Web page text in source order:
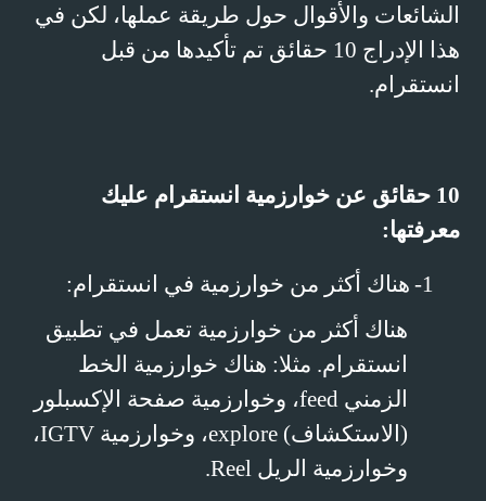
الشائعات والأقوال حول طريقة عملها، لكن في
هذا الإدراج 10 حقائق تم تأكيدها من قبل
انستقرام.
10 حقائق عن خوارزمية انستقرامعليك
معرفتها:
هناك أكثر من خوارزمية في انستقرام:
هناك أكثر من خوارزمية تعمل في تطبيق
انستقرام. مثلا: هناك خوارزمية الخط
الزمنيfeed، وخوارزمية صفحة الإكسبلور
(الاستكشاف)explore، وخوارزميةIGTV،
وخوارزمية الريلReel
.